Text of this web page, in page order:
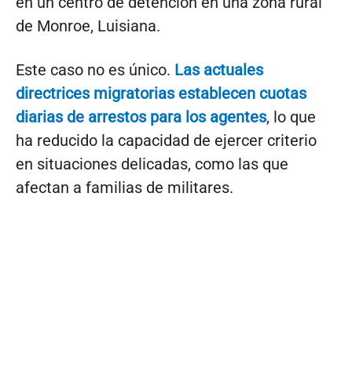
de Monroe, Luisiana.
Este caso no es único. Las actuales
directrices migratorias establecen cuotas
diarias de arrestos para los agentes, lo que
ha reducido la capacidad de ejercer criterio
en situaciones delicadas, como las que
afectan a familias de militares.